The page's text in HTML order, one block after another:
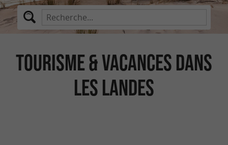
Tourisme & Vacances dans
les Landes